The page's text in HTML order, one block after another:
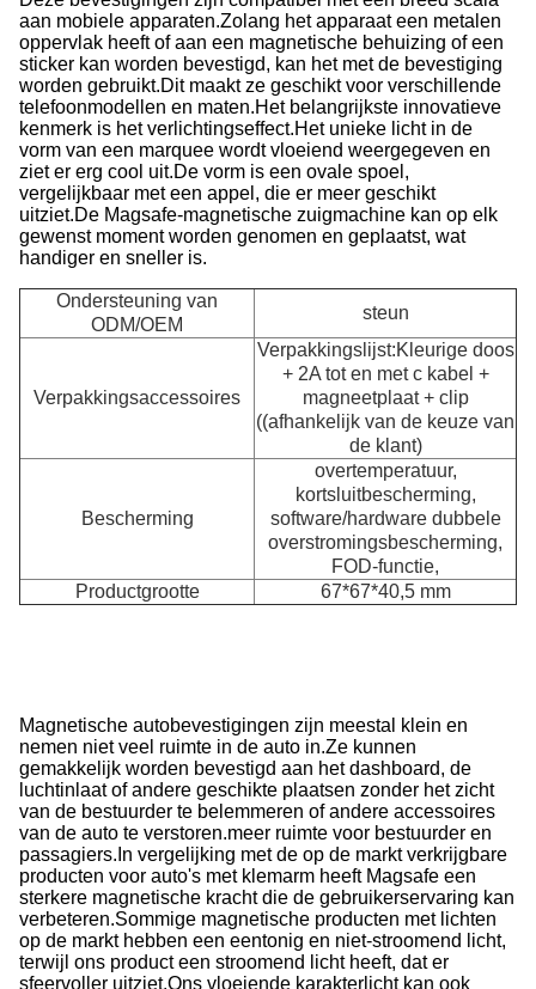
aan mobiele apparaten.Zolang het apparaat een metalen
oppervlak heeft of aan een magnetische behuizing of een
sticker kan worden bevestigd, kan het met de bevestiging
worden gebruikt.Dit maakt ze geschikt voor verschillende
telefoonmodellen en maten.Het belangrijkste innovatieve
kenmerk is het verlichtingseffect.Het unieke licht in de
vorm van een marquee wordt vloeiend weergegeven en
ziet er erg cool uit.De vorm is een ovale spoel,
vergelijkbaar met een appel, die er meer geschikt
uitziet.De Magsafe-magnetische zuigmachine kan op elk
gewenst moment worden genomen en geplaatst, wat
handiger en sneller is.
Ondersteuning van
ODM/OEM
steun
Verpakkingsaccessoires
Verpakkingslijst:Kleurige doos
+ 2A tot en met c kabel +
magneetplaat + clip
((afhankelijk van de keuze van
de klant)
Bescherming
overtemperatuur,
kortsluitbescherming,
software/hardware dubbele
overstromingsbescherming,
FOD-functie,
Productgrootte
67*67*40,5 mm
Magnetische autobevestigingen zijn meestal klein en
nemen niet veel ruimte in de auto in.Ze kunnen
gemakkelijk worden bevestigd aan het dashboard, de
luchtinlaat of andere geschikte plaatsen zonder het zicht
van de bestuurder te belemmeren of andere accessoires
van de auto te verstoren.meer ruimte voor bestuurder en
passagiers. In vergelijking met de op de markt verkrijgbare
producten voor auto's met klemarm heeft Magsafe een
sterkere magnetische kracht die de gebruikerservaring kan
verbeteren.Sommige magnetische producten met lichten
op de markt hebben een eentonig en niet-stroomend licht,
terwijl ons product een stroomend licht heeft, dat er
sfeervoller uitziet.Ons vloeiende karakterlicht kan ook